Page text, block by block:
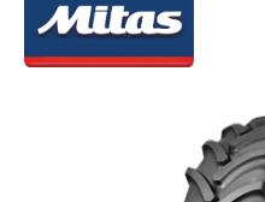
Bildergalerie überspringen